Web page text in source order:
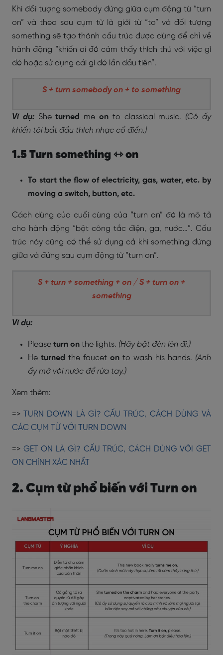
Khi đối tượng somebody đứng giữa cụm động từ “turn
on” và theo sau cụm từ là giới từ “to” và đối tượng
something sẽ tạo thành cấu trúc được dùng để chỉ về
hành động “khiến ai đó cảm thấy thích thú với việc gì
đó hoặc sử dụng cái gì đó lần đầu tiên”.
S + turn somebody on + to something
Ví dụ: Sheturned meon to classical music. (Cô ấy
khiến tôi bắt đầu thích nhạc cổ điển.)
1.5 Turn something ⇿ on
To start the flow of electricity, gas, water, etc. by
moving a switch, button, etc.
Cách dùng của cuối cùng của “turn on” đó là mô tả
cho hành động “bật công tắc điện, ga, nước…”. Cấu
trúc này cũng có thể sử dụng cả khi something đứng
giữa và đứng sau cụm động từ “turn on”.
S + turn + something + on / S + turn on +
something
Ví dụ:
Please turn on the lights. (Hãy bật đèn lên đi.)
He turned the faucet on to wash his hands. (Anh
ấy mở vòi nước để rửa tay.)
Xem thêm:
=>
TURN DOWN LÀ GÌ? CẤU TRÚC, CÁCH DÙNG VÀ
CÁC CỤM TỪ VỚI TURN DOWN
=> GET ON LÀ GÌ? CẤU TRÚC, CÁCH DÙNG VỚI GET
ON CHÍNH XÁC NHẤT
2. Cụm từ phổ biến với Turn on